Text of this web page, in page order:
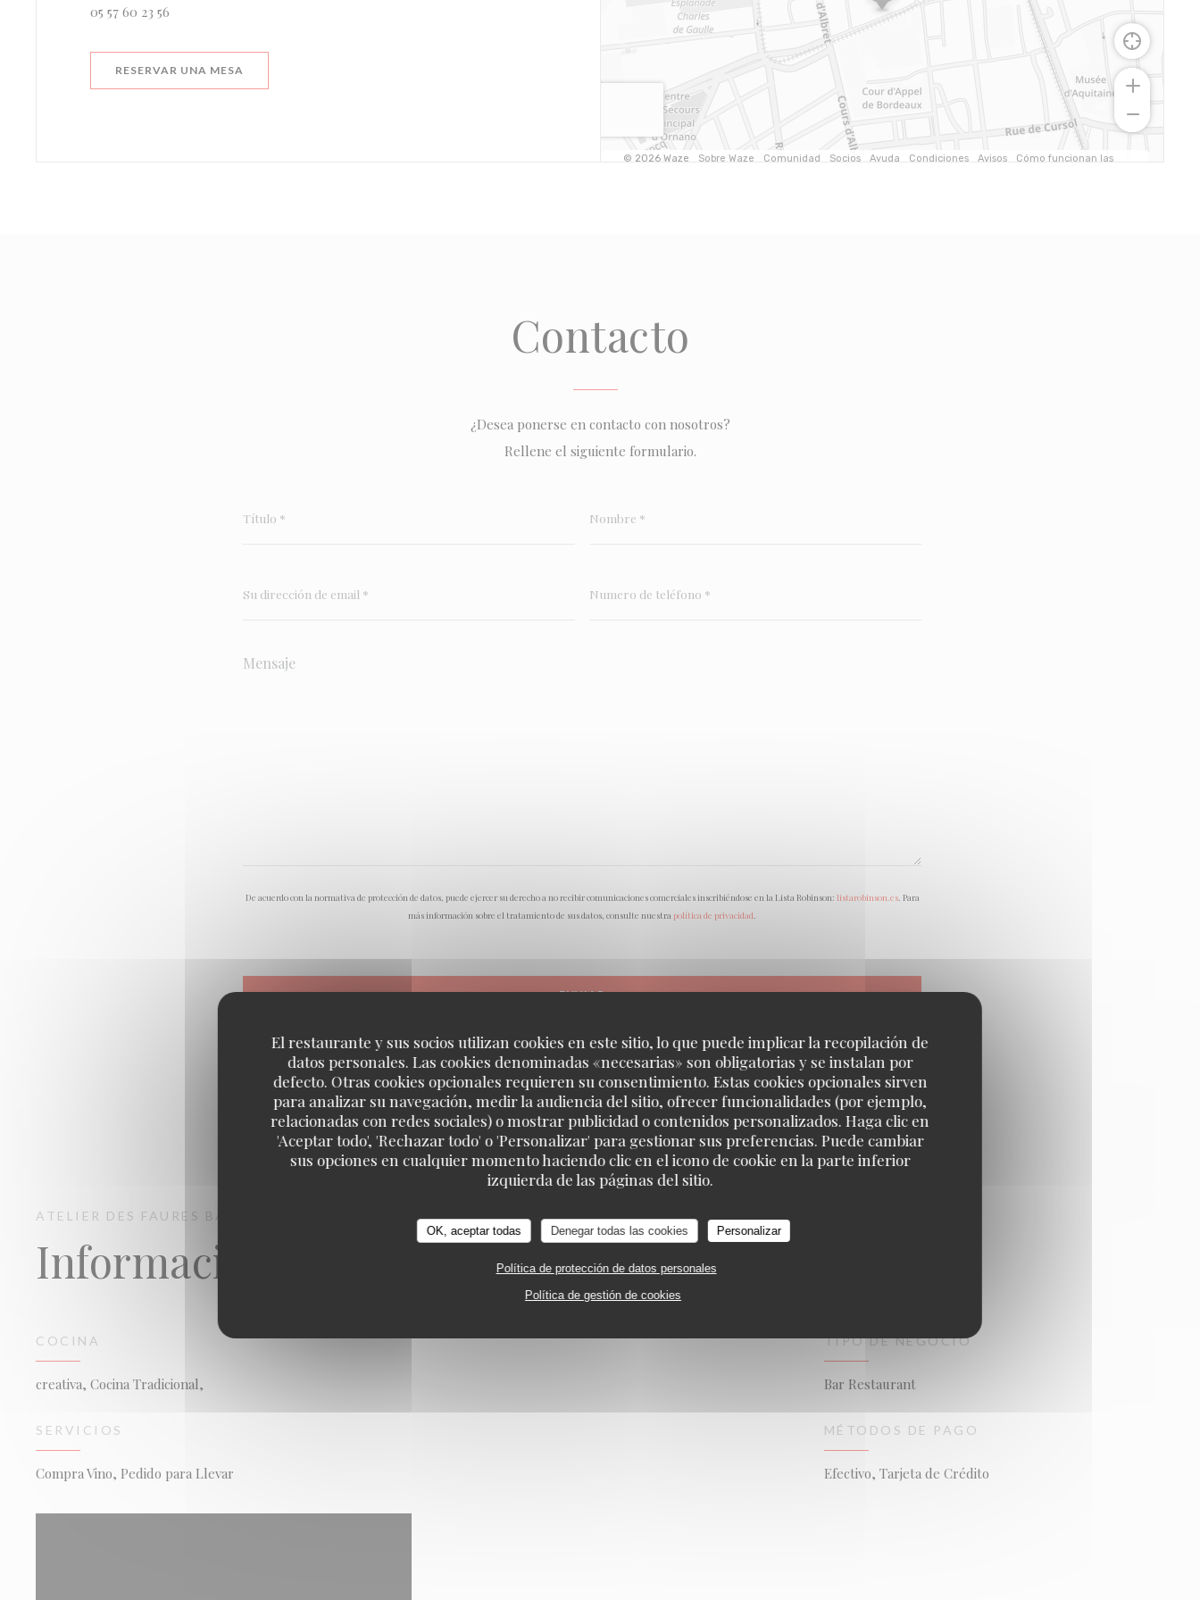
El restaurante y sus socios utilizan cookies en este sitio, lo que puede implicar la recopilación de
datos personales. Las cookies denominadas «necesarias» son obligatorias y se instalan por
defecto. Otras cookies opcionales requieren su consentimiento. Estas cookies opcionales sirven
para analizar su navegación, medir la audiencia del sitio, ofrecer funcionalidades (por ejemplo,
relacionadas con redes sociales) o mostrar publicidad o contenidos personalizados. Haga clic en
'Aceptar todo', 'Rechazar todo' o 'Personalizar' para gestionar sus preferencias. Puede cambiar
sus opciones en cualquier momento haciendo clic en el icono de cookie en la parte inferior
izquierda de las páginas del sitio.
OK, aceptar todas Denegar todas las cookies Personalizar
Política de protección de datos personales
Política de gestión de cookies
05 57 60 23 56
RESERVAR UNA MESA
Contacto
¿Desea ponerse en contacto con nosotros?
Rellene el siguiente formulario.
De acuerdo con la normativa de protección de datos, puede ejercer su derecho a no recibir comunicaciones comerciales inscribiéndose en la Lista Robinson: listarobinson.es. Para
más información sobre el tratamiento de sus datos, consulte nuestra política de privacidad.
ATELIER DES FAURES BAR RESTAURANT BORDEAUX
Información general
COCINA
creativa, Cocina Tradicional,
TIPO DE NEGOCIO
Bar Restaurant
SERVICIOS
Compra Vino, Pedido para Llevar
MÉTODOS DE PAGO
Efectivo, Tarjeta de Crédito